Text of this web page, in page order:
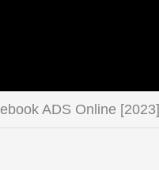
ADS Online [2023]